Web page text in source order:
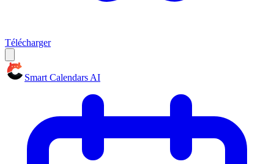
Télécharger
Smart Calendars AI